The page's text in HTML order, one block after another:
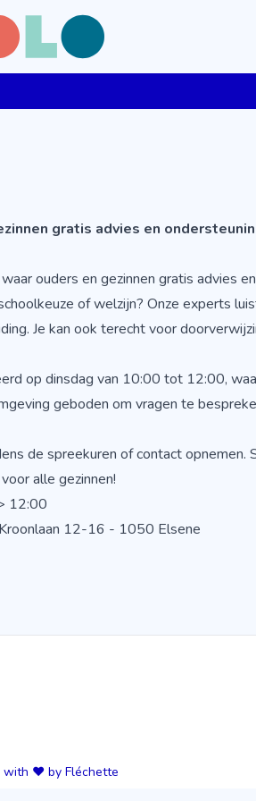
gratis advies en
ouders en gezinnen gratis advies
of welzijn? Onze experts
Je kan ook terecht voor
op dinsdag van 10:00 tot 12:00,
geboden om vragen te
de spreekuren of contact opnemen.
alle gezinnen!
12:00
12-16 - 1050 Elsene
with ❤️ by Fléchette